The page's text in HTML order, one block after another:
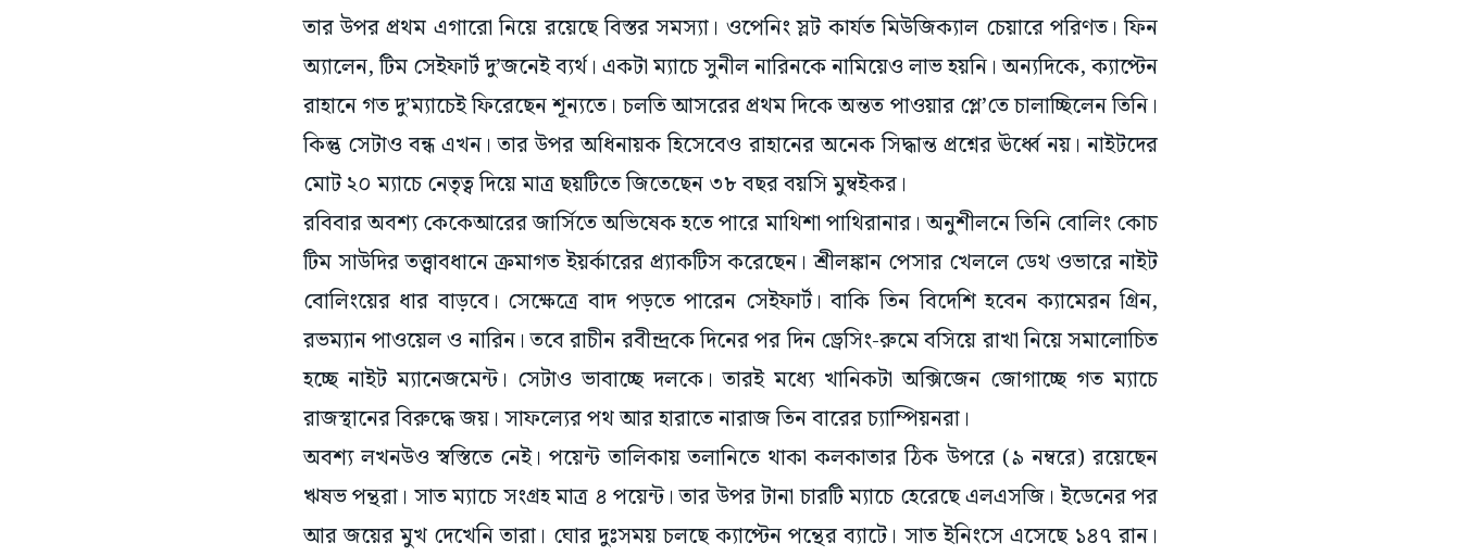
তার উপর প্রথম এগারো নিয়ে রয়েছে বিস্তর সমস্যা। ওপেনিং স্লট কার্যত মিউজিক্যাল চেয়ারে পরিণত। ফিন
অ্যালেন, টিম সেইফার্ট দু’জনেই ব্যর্থ। একটা ম্যাচে সুনীল নারিনকে নামিয়েও লাভ হয়নি। অন্যদিকে, ক্যাপ্টেন
রাহানে গত দু’ম্যাচেই ফিরেছেন শূন্যতে। চলতি আসরের প্রথম দিকে অন্তত পাওয়ার প্লে’তে চালাচ্ছিলেন তিনি।
কিন্তু সেটাও বন্ধ এখন। তার উপর অধিনায়ক হিসেবেও রাহানের অনেক সিদ্ধান্ত প্রশ্নের ঊর্ধ্বে নয়। নাইটদের
মোট ২০ ম্যাচে নেতৃত্ব দিয়ে মাত্র ছয়টিতে জিতেছেন ৩৮ বছর বয়সি মুম্বইকর।
রবিবার অবশ্য কেকেআরের জার্সিতে অভিষেক হতে পারে মাথিশা পাথিরানার। অনুশীলনে তিনি বোলিং কোচ
টিম সাউদির তত্ত্বাবধানে ক্রমাগত ইয়র্কারের প্র্যাকটিস করেছেন। শ্রীলঙ্কান পেসার খেললে ডেথ ওভারে নাইট
বোলিংয়ের ধার বাড়বে। সেক্ষেত্রে বাদ পড়তে পারেন সেইফার্ট। বাকি তিন বিদেশি হবেন ক্যামেরন গ্রিন,
রভম্যান পাওয়েল ও নারিন। তবে রাচীন রবীন্দ্রকে দিনের পর দিন ড্রেসিং-রুমে বসিয়ে রাখা নিয়ে সমালোচিত
হচ্ছে নাইট ম্যানেজমেন্ট। সেটাও ভাবাচ্ছে দলকে। তারই মধ্যে খানিকটা অক্সিজেন জোগাচ্ছে গত ম্যাচে
রাজস্থানের বিরুদ্ধে জয়। সাফল্যের পথ আর হারাতে নারাজ তিন বারের চ্যাম্পিয়নরা।
অবশ্য লখনউও স্বস্তিতে নেই। পয়েন্ট তালিকায় তলানিতে থাকা কলকাতার ঠিক উপরে (৯ নম্বরে) রয়েছেন
ঋষভ পন্থরা। সাত ম্যাচে সংগ্রহ মাত্র ৪ পয়েন্ট। তার উপর টানা চারটি ম্যাচে হেরেছে এলএসজি। ইডেনের পর
আর জয়ের মুখ দেখেনি তারা। ঘোর দুঃসময় চলছে ক্যাপ্টেন পন্থের ব্যাটে। সাত ইনিংসে এসেছে ১৪৭ রান।